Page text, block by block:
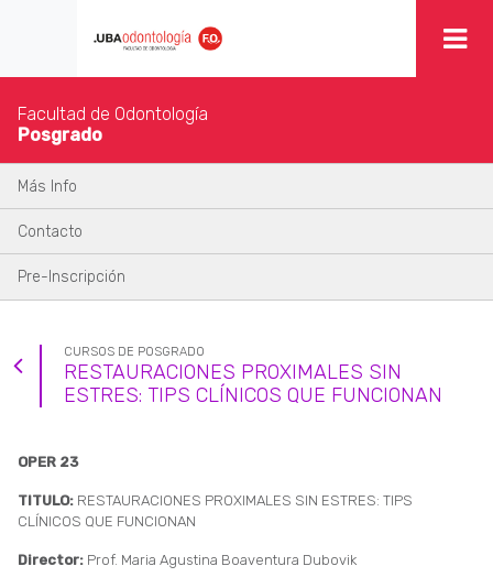
Facultad de Odontología
Posgrado
Más Info
Contacto
Pre-Inscripción
CURSOS DE POSGRADO
RESTAURACIONES PROXIMALES SIN
ESTRES: TIPS CLÍNICOS QUE FUNCIONAN
OPER 23
TITULO: RESTAURACIONES PROXIMALES SIN ESTRES: TIPS
CLÍNICOS QUE FUNCIONAN
Director: Prof. Maria Agustina Boaventura Dubovik